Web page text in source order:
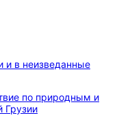
и в неизведанные
по природным и
Грузии